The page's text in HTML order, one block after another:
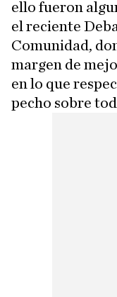
ello fueron
el reciente
Comunidad,
margen de
en lo que
pecho sobre